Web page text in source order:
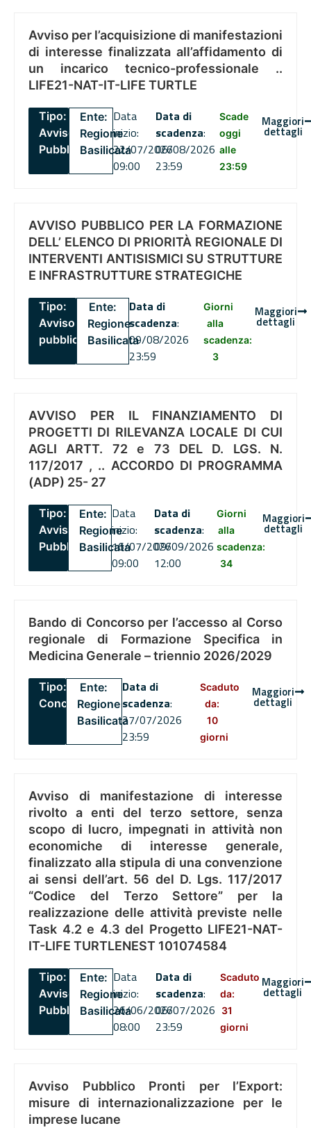
Avviso per l’acquisizione di manifestazioni
di interesse finalizzata all’affidamento di
un incarico tecnico-professionale ..
LIFE21-NAT-IT-LIFE TURTLE
Tipo:
Avviso
Pubblico
Ente:
Regione
Basilicata
Data
inizio:
22/07/2026
09:00
Data di
scadenza:
06/08/2026
23:59
Scade
oggi
alle
23:59
Maggiori
dettagli
AVVISO PUBBLICO PER LA FORMAZIONE
DELL’ ELENCO DI PRIORITÀ REGIONALE DI
INTERVENTI ANTISISMICI SU STRUTTURE
E INFRASTRUTTURE STRATEGICHE
Tipo:
Avviso
pubblico
Ente:
Regione
Basilicata
Data di
scadenza:
09/08/2026
23:59
Giorni
alla
scadenza:
3
Maggiori
dettagli
AVVISO PER IL FINANZIAMENTO DI
PROGETTI DI RILEVANZA LOCALE DI CUI
AGLI ARTT. 72 e 73 DEL D. LGS. N.
117/2017 , .. ACCORDO DI PROGRAMMA
(ADP) 25- 27
Tipo:
Avviso
Pubblico
Ente:
Regione
Basilicata
Data
inizio:
16/07/2026
09:00
Data di
scadenza:
09/09/2026
12:00
Giorni
alla
scadenza:
34
Maggiori
dettagli
Bando di Concorso per l’accesso al Corso
regionale di Formazione Specifica in
Medicina Generale – triennio 2026/2029
Tipo:
Concorsi
Ente:
Regione
Basilicata
Data di
scadenza:
27/07/2026
23:59
Scaduto
da:
10
giorni
Maggiori
dettagli
Avviso di manifestazione di interesse
rivolto a enti del terzo settore, senza
scopo di lucro, impegnati in attività non
economiche di interesse generale,
finalizzato alla stipula di una convenzione
ai sensi dell’art. 56 del D. Lgs. 117/2017
“Codice del Terzo Settore” per la
realizzazione delle attività previste nelle
Task 4.2 e 4.3 del Progetto LIFE21-NAT-
IT-LIFE TURTLENEST 101074584
Tipo:
Avviso
Pubblico
Ente:
Regione
Basilicata
Data
inizio:
26/06/2026
08:00
Data di
scadenza:
06/07/2026
23:59
Scaduto
da:
31
giorni
Maggiori
dettagli
Avviso Pubblico Pronti per l’Export:
misure di internazionalizzazione per le
imprese lucane